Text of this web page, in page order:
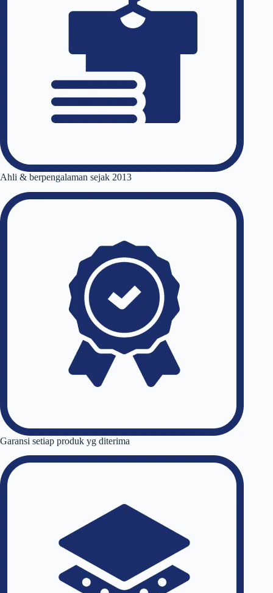
Ahli & berpengalaman sejak 2013
Garansi setiap produk yg diterima